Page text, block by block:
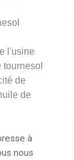
l'usine
de
de
à
nous